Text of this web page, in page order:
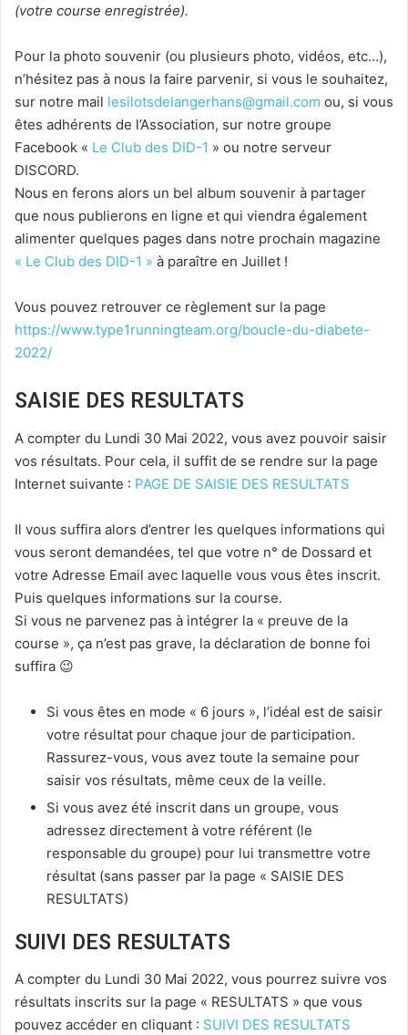
(votre course enregistrée).
Pour la photo souvenir (ou plusieurs photo, vidéos, etc…),
n’hésitez pas à nous la faire parvenir, si vous le souhaitez,
sur notre mail lesilotsdelangerhans@gmail.com ou, si vous
êtes adhérents de l’Association, sur notre groupe
Facebook « Le Club des DID-1 » ou notre serveur
DISCORD.
Nous en ferons alors un bel album souvenir à partager
que nous publierons en ligne et qui viendra également
alimenter quelques pages dans notre prochain magazine
« Le Club des DID-1 » à paraître en Juillet !
Vous pouvez retrouver ce règlement sur la page
https://www.type1runningteam.org/boucle-du-diabete-
2022/
SAISIE DES RESULTATS
A compter du Lundi 30 Mai 2022, vous avez pouvoir saisir
vos résultats. Pour cela, il suffit de se rendre sur la page
Internet suivante : PAGE DE SAISIE DES RESULTATS
Il vous suffira alors d’entrer les quelques informations qui
vous seront demandées, tel que votre n° de Dossard et
votre Adresse Email avec laquelle vous vous êtes inscrit.
Puis quelques informations sur la course.
Si vous ne parvenez pas à intégrer la « preuve de la
course », ça n’est pas grave, la déclaration de bonne foi
suffira 😉
Si vous êtes en mode « 6 jours », l’idéal est de saisir
votre résultat pour chaque jour de participation.
Rassurez-vous, vous avez toute la semaine pour
saisir vos résultats, même ceux de la veille.
Si vous avez été inscrit dans un groupe, vous
adressez directement à votre référent (le
responsable du groupe) pour lui transmettre votre
résultat (sans passer par la page « SAISIE DES
RESULTATS)
SUIVI DES RESULTATS
A compter du Lundi 30 Mai 2022, vous pourrez suivre vos
résultats inscrits sur la page « RESULTATS » que vous
pouvez accéder en cliquant : SUIVI DES RESULTATS